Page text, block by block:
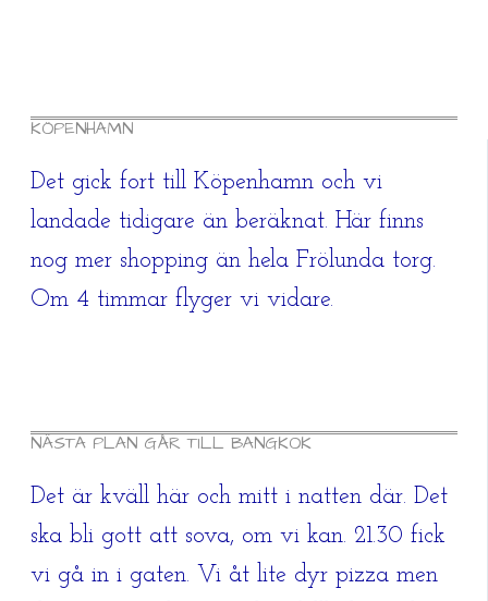
KÖPENHAMN
Det gick fort till Köpenhamn och vi
landade tidigare än beräknat. Här finns
nog mer shopping än hela Frölunda torg.
Om 4 timmar flyger vi vidare.
NÄSTA PLAN GÅR TILL BANGKOK
Det är kväll här och mitt i natten där. Det
ska bli gott att sova, om vi kan. 21.30 fick
vi gå in i gaten. Vi åt lite dyr pizza men